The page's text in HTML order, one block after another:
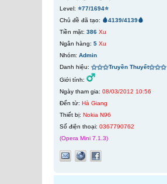
Level: ⭐77/1694⭐
Chủ đề đã tạo: 🩸4139/4139🩸
Tiền mặt: 386 Xu
Ngân hàng: 5 Xu
Nhóm: Admin
Danh hiệu: ⚝⚝⚝Truyền Thuyết⚝⚝⚝
Giới tính:
Ngày tham gia: 08/03/2012 10:56
Đến từ: Hà Giang
Thiết bị: Nokia N96
Số điện thoại: 0367790762
(Opera Mini 7.1.3)